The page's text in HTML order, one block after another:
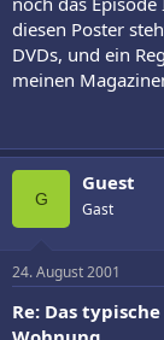
diesen Poster
DVDs, und ein
meinen
G
Guest
Gast
24. August 2001
Re: Das